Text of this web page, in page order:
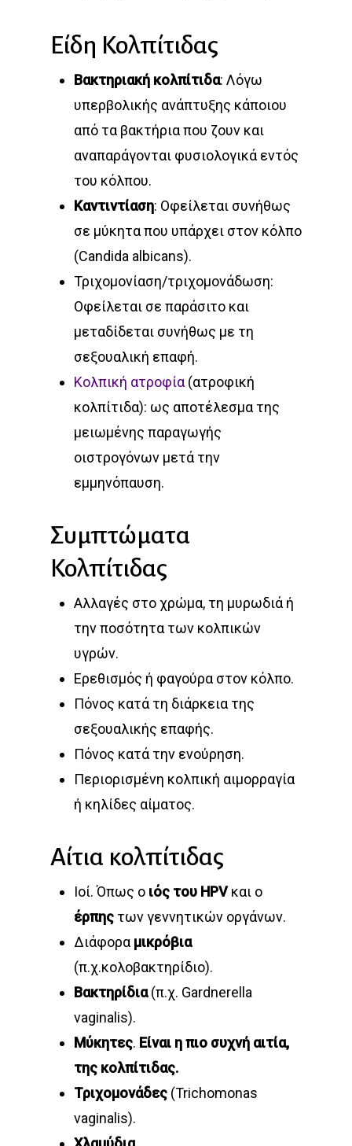
Είδη Κολπίτιδας
Βακτηριακή κολπίτιδα: Λόγω
υπερβολικής ανάπτυξης κάποιου
από τα βακτήρια που ζουν και
αναπαράγονται φυσιολογικά εντός
του κόλπου.
Καντιντίαση: Οφείλεται συνήθως
σε μύκητα που υπάρχει στον κόλπο
(Candida albicans).
Τριχομονίαση/τριχομονάδωση:
Οφείλεται σε παράσιτο και
μεταδίδεται συνήθως με τη
σεξουαλική επαφή.
Κολπική ατροφία (ατροφική
κολπίτιδα): ως αποτέλεσμα της
μειωμένης παραγωγής
οιστρογόνων μετά την
εμμηνόπαυση.
Συμπτώματα
Κολπίτιδας
Αλλαγές στο χρώμα, τη μυρωδιά ή
την ποσότητα των κολπικών
υγρών.
Ερεθισμός ή φαγούρα στον κόλπο.
Πόνος κατά τη διάρκεια της
σεξουαλικής επαφής.
Πόνος κατά την ενούρηση.
Περιορισμένη κολπική αιμορραγία
ή κηλίδες αίματος.
Αίτια κολπίτιδας
Ιοί. Όπως ο ιός του HPVκαι ο
έρπης των γεννητικών οργάνων.
Διάφορα μικρόβια
(π.χ.κολοβακτηρίδιο).
Βακτηρίδια(π.χ. Gardnerella
vaginalis).
Μύκητες. Είναι η πιο συχνή αιτία,
της κολπίτιδας.
Τριχομονάδες (Trichomonas
vaginalis).